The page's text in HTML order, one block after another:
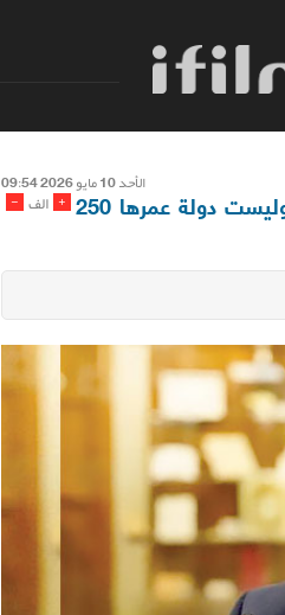
الأحد 10 مایو 2026 09:54
- الف + النجم المخضرم "علی نصیریان": إيران حضارة راسخة وليست دولة عمرها 250